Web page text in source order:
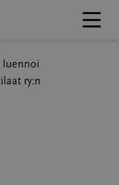
luennoi
ry:n